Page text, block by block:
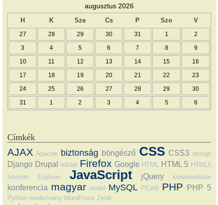
augusztus 2026
H K Sze Cs P Szo V
27 28 29 30 31 1 2
3 4 5 6 7 8 9
10 11 12 13 14 15 16
17 18 19 20 21 22 23
24 25 26 27 28 29 30
31 1 2 3 4 5 6
Címkék
AJAX Apache biztonság böngésző CSS CSS3 design
Django Drupal felület Firefox Google HTML HTML 5 HTML5
Internet Explorer
JavaScript jQuery keretrendszer
konferencia magyar mobil MySQL PEAR PHP PHP 5
Python rendezvény WordPress Zend